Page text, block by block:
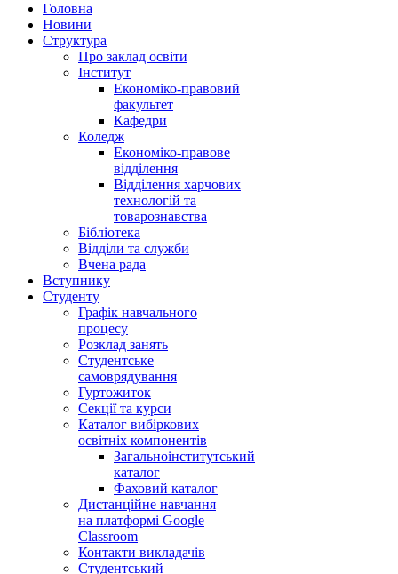
Головна
Новини
Структура
Про заклад освіти
Інститут
Економіко-правовий
факультет
Кафедри
Коледж
Економіко-правове
відділення
Відділення харчових
технологій та
товарознавства
Бібліотека
Відділи та служби
Вчена рада
Вступнику
Студенту
Графік навчального
процесу
Розклад занять
Студентське
самоврядування
Гуртожиток
Секції та курси
Каталог вибіркових
освітніх компонентів
Загальноінститутський
каталог
Фаховий каталог
Дистанційне навчання
на платформі Google
Classroom
Контакти викладачів
Студентський